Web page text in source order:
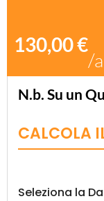
130,00€
/
N.b. Su un
CALCOLA
Seleziona la